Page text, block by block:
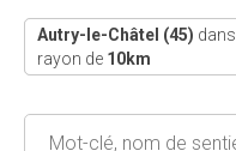
Autry-le-Châtel (45)
rayon de 10km